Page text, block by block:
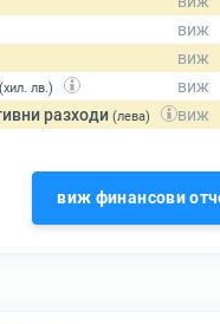
(хил. лв.)
разходи (лева)
виж финансови